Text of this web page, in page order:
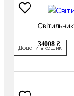
34008 ₴
Додати в кошик